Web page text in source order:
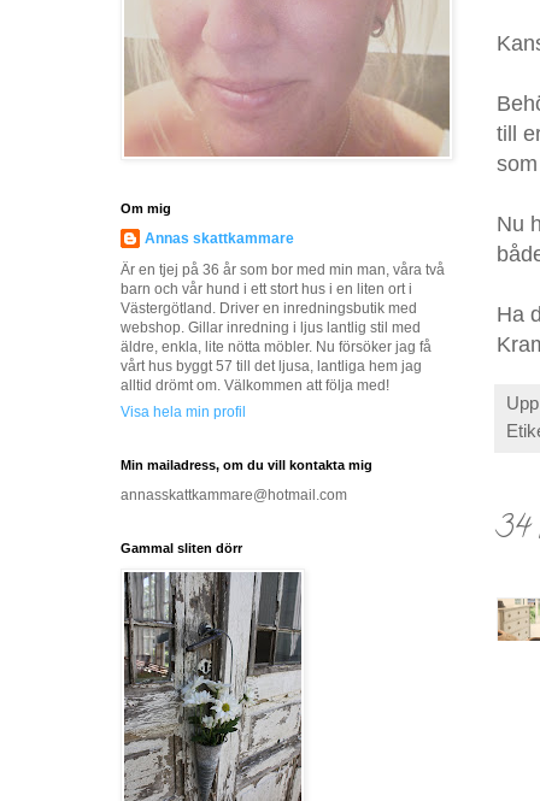
till
Nu
Ha
34
Om mig
Annas skattkammare
Är en tjej på 36 år som bor med min man, våra två
barn och vår hund i ett stort hus i en liten ort i
Västergötland. Driver en inredningsbutik med
webshop. Gillar inredning i ljus lantlig stil med
äldre, enkla, lite nötta möbler. Nu försöker jag få
vårt hus byggt 57 till det ljusa, lantliga hem jag
alltid drömt om. Välkommen att följa med!
Visa hela min profil
Min mailadress, om du vill kontakta mig
annasskattkammare@hotmail.com
Gammal sliten dörr